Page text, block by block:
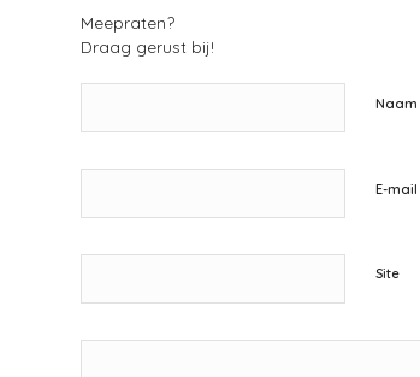
Meepraten?
Draag gerust bij!
Naam
E-mail
Site